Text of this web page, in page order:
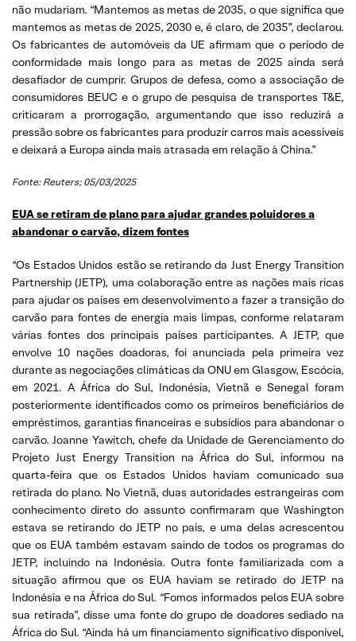
não mudariam. “Mantemos as metas de 2035, o que significa que
mantemos as metas de 2025, 2030 e, é claro, de 2035”, declarou.
Os fabricantes de automóveis da UE afirmam que o período de
conformidade mais longo para as metas de 2025 ainda será
desafiador de cumprir. Grupos de defesa, como a associação de
consumidores BEUC e o grupo de pesquisa de transportes T&E,
criticaram a prorrogação, argumentando que isso reduzirá a
pressão sobre os fabricantes para produzir carros mais acessíveis
e deixará a Europa ainda mais atrasada em relação à China.”
Fonte: Reuters; 05/03/2025
EUA se retiram de plano para ajudar grandes poluidores a
abandonar o carvão, dizem fontes
“Os Estados Unidos estão se retirando da Just Energy Transition
Partnership (JETP), uma colaboração entre as nações mais ricas
para ajudar os países em desenvolvimento a fazer a transição do
carvão para fontes de energia mais limpas, conforme relataram
várias fontes dos principais países participantes. A JETP, que
envolve 10 nações doadoras, foi anunciada pela primeira vez
durante as negociações climáticas da ONU em Glasgow, Escócia,
em 2021. A África do Sul, Indonésia, Vietnã e Senegal foram
posteriormente identificados como os primeiros beneficiários de
empréstimos, garantias financeiras e subsídios para abandonar o
carvão. Joanne Yawitch, chefe da Unidade de Gerenciamento do
Projeto Just Energy Transition na África do Sul, informou na
quarta-feira que os Estados Unidos haviam comunicado sua
retirada do plano. No Vietnã, duas autoridades estrangeiras com
conhecimento direto do assunto confirmaram que Washington
estava se retirando do JETP no país, e uma delas acrescentou
que os EUA também estavam saindo de todos os programas do
JETP, incluindo na Indonésia. Outra fonte familiarizada com a
situação afirmou que os EUA haviam se retirado do JETP na
Indonésia e na África do Sul. “Fomos informados pelos EUA sobre
sua retirada”, disse uma fonte do grupo de doadores sediado na
África do Sul. “Ainda há um financiamento significativo disponível,